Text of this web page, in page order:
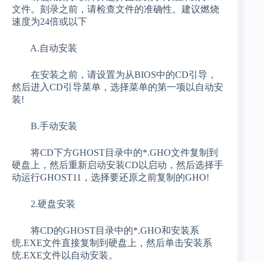
文件。刻录之前，请检查文件的准确性。建议燃烧
速度为24倍或以下
A.自动安装
在安装之前，请设置为从BIOS中的CD引导，
然后进入CD引导菜单，选择菜单的第一项以自动安
装!
B.手动安装
将CD下方GHOST目录中的*.GHO文件复制到
硬盘上，然后重新启动安装CD以启动，然后选择手
动运行GHOST11，选择要还原之前复制的GHO!
2.硬盘安装
将CD的GHOST目录中的*.GHO和安装系
统.EXE文件直接复制到硬盘上，然后单击安装系
统.EXE文件以自动安装。